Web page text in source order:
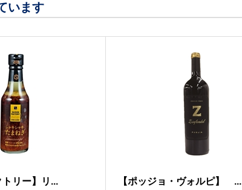
います
トリー】リ... 【ポッジョ・ヴォルピ】 ...